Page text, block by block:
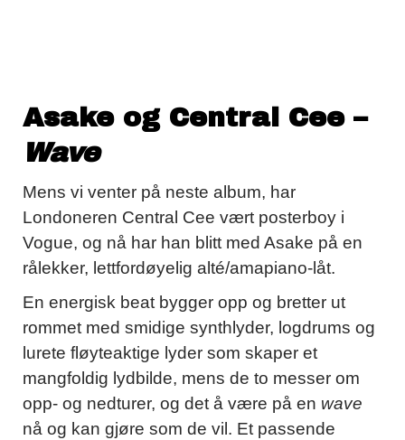
Asake og Central Cee –
Wave
Mens vi venter på neste album, har
Londoneren Central Cee vært posterboy i
Vogue, og nå har han blitt med Asake på en
rålekker, lettfordøyelig alté/amapiano-låt.
En energisk beat bygger opp og bretter ut
rommet med smidige synthlyder, logdrums og
lurete fløyteaktige lyder som skaper et
mangfoldig lydbilde, mens de to messer om
opp- og nedturer, og det å være på en wave
nå og kan gjøre som de vil. Et passende